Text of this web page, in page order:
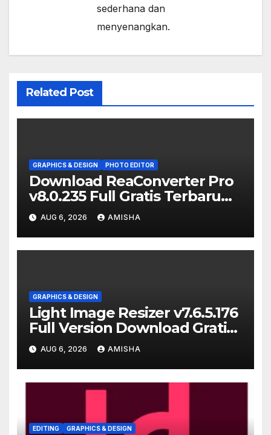
sederhana dan
menyenangkan.
Related Post
GRAPHICS & DESIGN PHOTO EDITOR
Download ReaConverter Pro
v8.0.235 Full Gratis Terbaru
Version
AUG 6, 2026 AMISHA
GRAPHICS & DESIGN
Light Image Resizer v7.6.5.176
Full Version Download Gratis
Terbaru
AUG 6, 2026 AMISHA
EDITING GRAPHICS & DESIGN